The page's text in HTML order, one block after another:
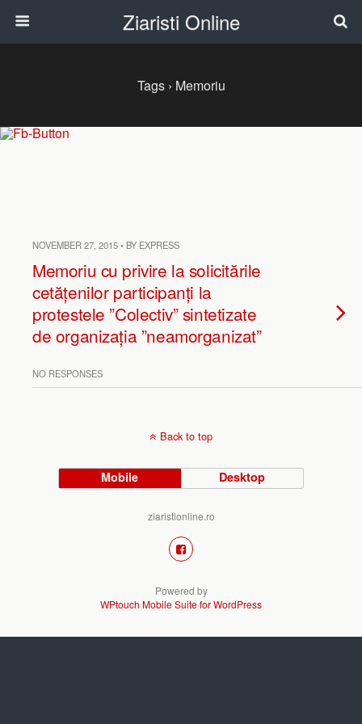
Ziaristi Online
Tags › Memoriu
NOVEMBER 27, 2015 • BY EXPRESS
Memoriu cu privire la solicitările
cetățenilor participanți la
protestele ”Colectiv” sintetizate
de organizația ”neamorganizat”
NO RESPONSES
Back to top
Mobile Desktop
ziaristionline.ro
Powered by
WPtouch Mobile Suite for WordPress